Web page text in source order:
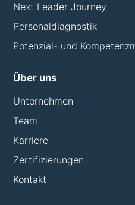
Next Leader Journey
Personaldiagnostik
Potenzial- und
Über uns
Unternehmen
Team
Karriere
Zertifizierungen
Kontakt